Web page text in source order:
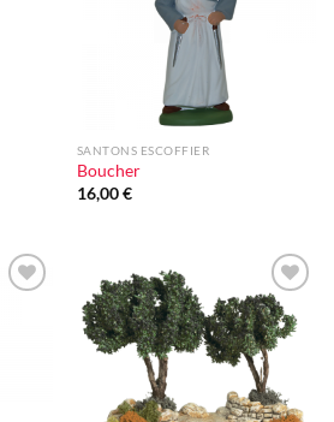
SANTONS ESCOFFIER
Boucher
16,00€
Ajouter
à la liste
d'envie